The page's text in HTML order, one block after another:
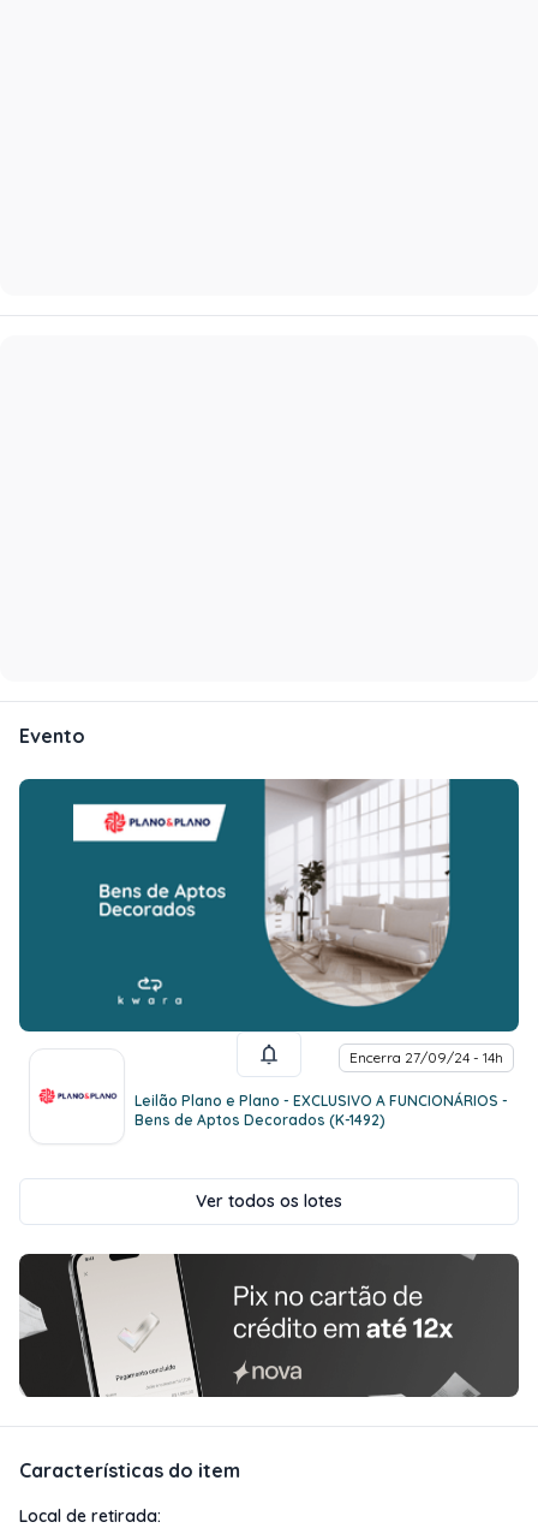
Evento
Encerra 27/09/24 - 14h
Leilão Plano e Plano - EXCLUSIVO A FUNCIONÁRIOS -
Bens de Aptos Decorados (K-1492)
Ver todos os lotes
Características do item
Local de retirada: